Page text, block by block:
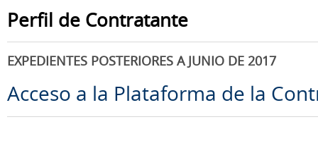
Perfil de Contratante
EXPEDIENTES POSTERIORES A JUNIO DE 2017
Acceso a la Plataforma de la